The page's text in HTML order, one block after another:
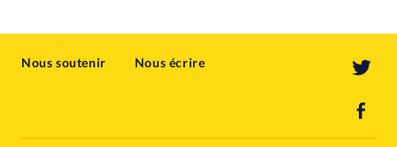
Nous soutenir Nous écrire